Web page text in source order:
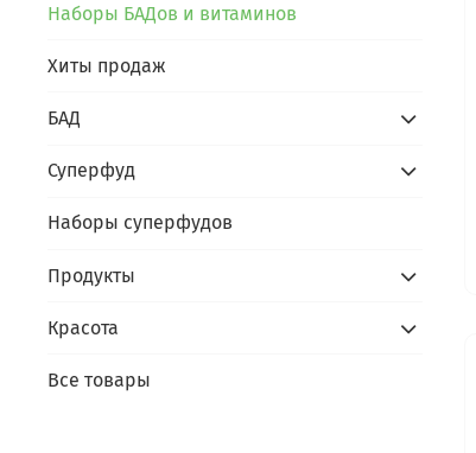
Наборы БАДов и витаминов
Хиты продаж
БАД
Суперфуд
Наборы суперфудов
Продукты
Красота
Все товары